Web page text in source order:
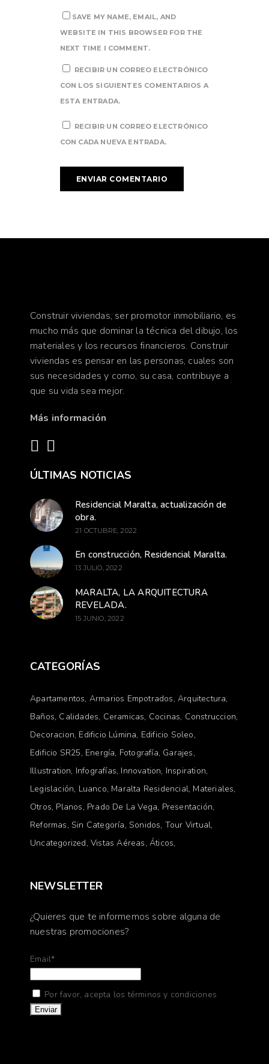
SAVE MY NAME, EMAIL, AND
WEBSITE IN THIS BROWSER FOR THE
NEXT TIME I COMMENT.
RECIBIR UN CORREO ELECTRÓNICO
CON LOS SIGUIENTES COMENTARIOS A
ESTA ENTRADA.
RECIBIR UN CORREO ELECTRÓNICO
CON CADA NUEVA ENTRADA.
Construir viviendas, ser promotor inmobiliario, es
mucho más que dominar la técnica del dibujo, los
materiales y los recursos financieros. Construir
viviendas es pensar en las personas, cuales son
sus necesidades y como, su casa, contribuye a
que su vida sea mejor.
Más información
ÚLTIMAS NOTICIAS
Residencial Maralta, actualización de
obra.
21 OCTUBRE, 2022
En construcción, Residencial Maralta.
13 JULIO, 2022
MARALTA, LA ARQUITECTURA
REVELADA.
15 JUNIO, 2022
CATEGORÍAS
Apartamentos Armarios Empotrados Arquitectura
Baños Calidades Ceramicas Cocinas Construccion
Decoracion Edificio Lúmina Edificio Soleo
Edificio SR25 Energía Fotografía Garajes
Illustration Infografías Innovation Inspiration
Legislación Luanco Maralta Residencial Materiales
Otros Planos Prado De La Vega Presentación
Reformas Sin Categoría Sonidos Tour Virtual
Uncategorized Vistas Aéreas Áticos
NEWSLETTER
¿Quieres que te informemos sobre alguna de
nuestras promociones?
Email*
Por favor, acepta los términos y condiciones